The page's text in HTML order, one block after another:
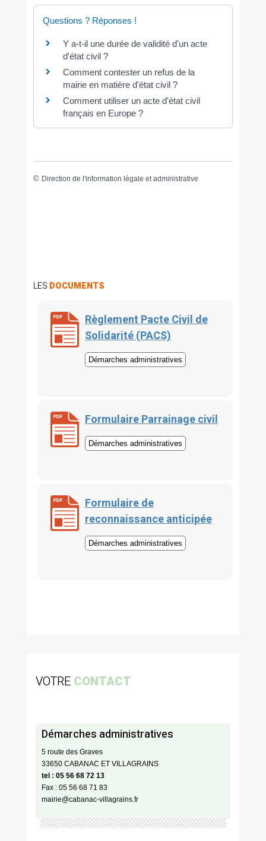
Questions ? Réponses !
Y a-t-il une durée de validité d'un acte
d'état civil ?
Comment contester un refus de la
mairie en matière d'état civil ?
Comment utiliser un acte d'état civil
français en Europe ?
© Direction de l'information légale et administrative
LES DOCUMENTS
Règlement Pacte Civil de
Solidarité (PACS)
Démarches administratives
Formulaire Parrainage civil
Démarches administratives
Formulaire de
reconnaissance anticipée
Démarches administratives
VOTRE CONTACT
Démarches administratives
5 route des Graves
33650 CABANAC ET VILLAGRAINS
tel : 05 56 68 72 13
Fax : 05 56 68 71 83
mairie@cabanac-villagrains.fr